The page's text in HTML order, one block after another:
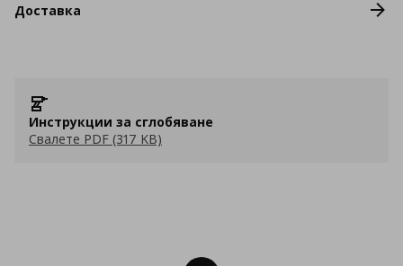
Доставка
Инструкции за сглобяване
Свалете PDF (317 KB)